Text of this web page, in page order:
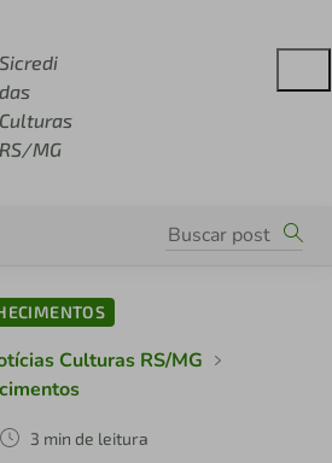
Sicredi
das
Culturas
RS/MG
Culturas RS/MG
3 min de leitura